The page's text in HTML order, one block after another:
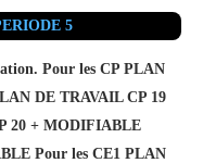
Pour les CP PLAN
DE TRAVAIL CP 19
20 + MODIFIABLE
Pour les CE1 PLAN